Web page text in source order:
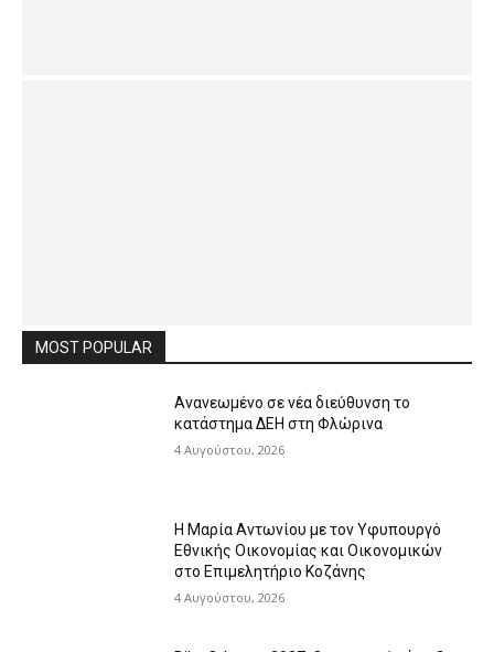
MOST POPULAR
Ανανεωμένο σε νέα διεύθυνση το
κατάστημα ΔΕΗ στη Φλώρινα
4 Αυγούστου, 2026
Η Μαρία Αντωνίου με τον Υφυπουργό
Εθνικής Οικονομίας και Οικονομικών
στο Επιμελητήριο Κοζάνης
4 Αυγούστου, 2026